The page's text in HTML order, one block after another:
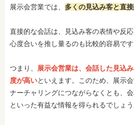
展示会営業では、 多くの見込み客と直
直接的な会話は、見込み客の表情や反
心度合いを推し量るのも比較的容易です
つまり、
展示会営業は、会話した見込
度が高いといえます。このため、展示
ナーチャリングにつながらなくとも、
といった有益な情報を得られるでしょう